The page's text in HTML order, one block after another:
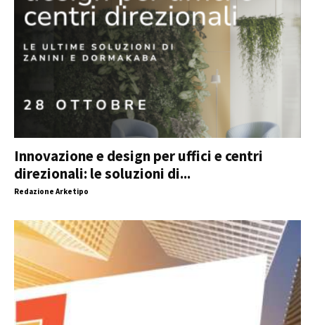
Innovazione e design per uffici e centri
direzionali: le soluzioni di...
Redazione Arketipo